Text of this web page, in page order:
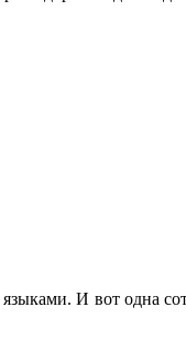
И вот